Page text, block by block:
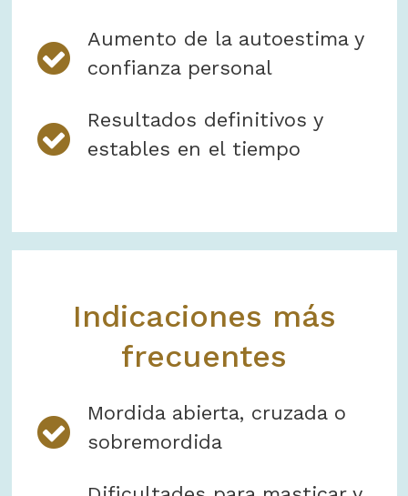
Aumento de la autoestima y
confianza personal
Resultados definitivos y
estables en el tiempo
Indicaciones más
frecuentes
Mordida abierta, cruzada o
sobremordida